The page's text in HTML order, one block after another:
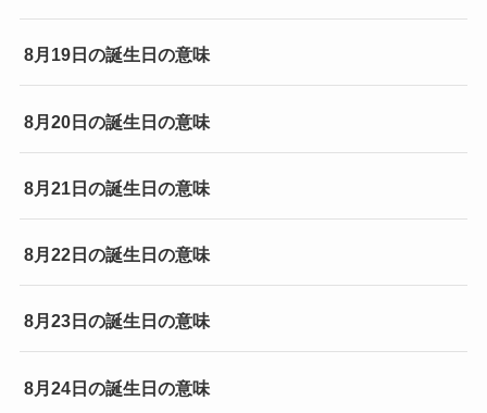
8月19日の誕生日の意味
8月20日の誕生日の意味
8月21日の誕生日の意味
8月22日の誕生日の意味
8月23日の誕生日の意味
8月24日の誕生日の意味